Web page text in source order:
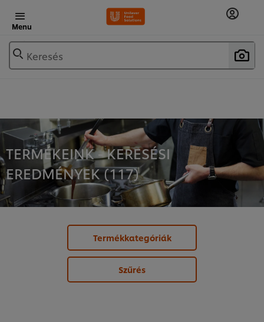
Menu
Keresés
TERMÉKEINK - KERESÉSI
EREDMÉNYEK (117)
Termékkategóriák
Szűrés